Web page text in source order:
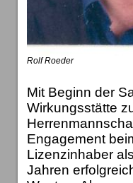
Rolf Roeder
Mit Beginn der
Wirkungsstätte
Engagement
Lizenzinhaber
Jahren